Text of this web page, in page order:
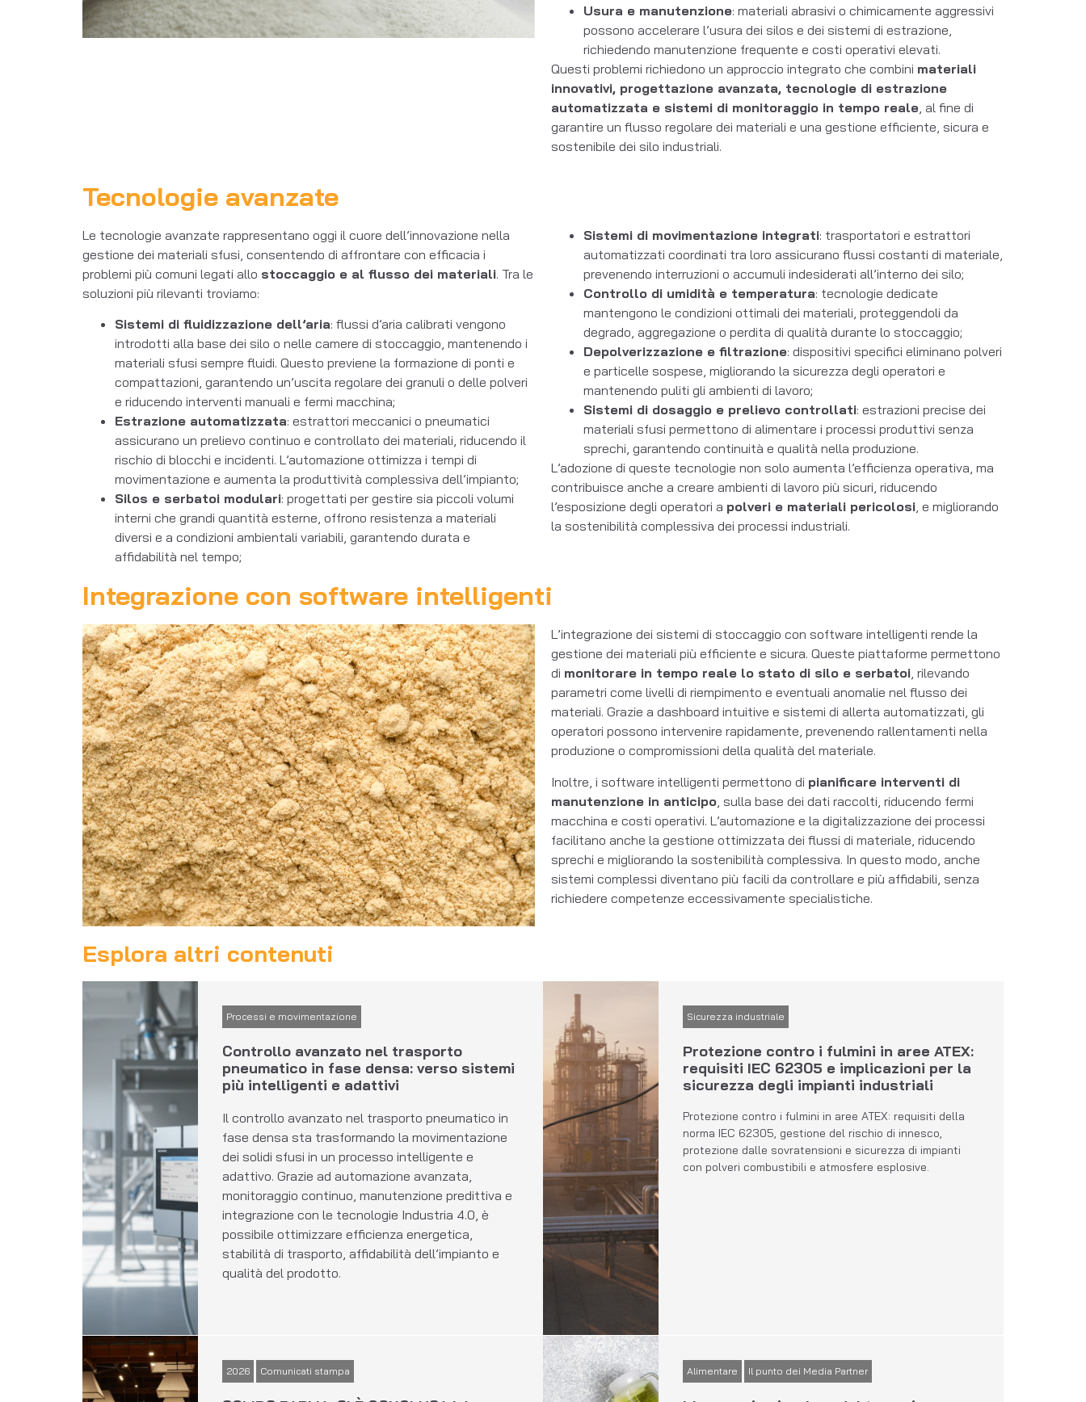
Usura e manutenzione: materiali abrasivi o chimicamente aggressivi
possono accelerare l’usura dei silos e dei sistemi di estrazione,
richiedendo manutenzione frequente e costi operativi elevati.
Questi problemi richiedono un approccio integrato che combini materiali
innovativi, progettazione avanzata, tecnologie di estrazione
automatizzata e sistemi di monitoraggio in tempo reale , al fine di
garantire un flusso regolare dei materiali e una gestione efficiente, sicura e
sostenibile dei silo industriali.
Tecnologie avanzate
Le tecnologie avanzate rappresentano oggi il cuore dell’innovazione nella
gestione dei materiali sfusi, consentendo di affrontare con efficacia i
problemi più comuni legati allo stoccaggio e al flusso dei materiali. Tra le
soluzioni più rilevanti troviamo:
Sistemi di fluidizzazione dell’aria: flussi d’aria calibrati vengono
introdotti alla base dei silo o nelle camere di stoccaggio, mantenendo i
materiali sfusi sempre fluidi. Questo previene la formazione di ponti e
compattazioni, garantendo un’uscita regolare dei granuli o delle polveri
e riducendo interventi manuali e fermi macchina;
Estrazione automatizzata: estrattori meccanici o pneumatici
assicurano un prelievo continuo e controllato dei materiali, riducendo il
rischio di blocchi e incidenti. L’automazione ottimizza i tempi di
movimentazione e aumenta la produttività complessiva dell’impianto;
Silos e serbatoi modulari: progettati per gestire sia piccoli volumi
interni che grandi quantità esterne, offrono resistenza a materiali
diversi e a condizioni ambientali variabili, garantendo durata e
affidabilità nel tempo;
Sistemi di movimentazione integrati: trasportatori e estrattori
automatizzati coordinati tra loro assicurano flussi costanti di materiale,
prevenendo interruzioni o accumuli indesiderati all’interno dei silo;
Controllo di umidità e temperatura: tecnologie dedicate
mantengono le condizioni ottimali dei materiali, proteggendoli da
degrado, aggregazione o perdita di qualità durante lo stoccaggio;
Depolverizzazione e filtrazione: dispositivi specifici eliminano polveri
e particelle sospese, migliorando la sicurezza degli operatori e
mantenendo puliti gli ambienti di lavoro;
Sistemi di dosaggio e prelievo controllati: estrazioni precise dei
materiali sfusi permettono di alimentare i processi produttivi senza
sprechi, garantendo continuità e qualità nella produzione.
L’adozione di queste tecnologie non solo aumenta l’efficienza operativa, ma
contribuisce anche a creare ambienti di lavoro più sicuri, riducendo
l’esposizione degli operatori a polveri e materiali pericolosi, e migliorando
la sostenibilità complessiva dei processi industriali.
Integrazione con software intelligenti
L’integrazione dei sistemi di stoccaggio con software intelligenti rende la
gestione dei materiali più efficiente e sicura. Queste piattaforme permettono
di monitorare in tempo reale lo stato di silo e serbatoi, rilevando
parametri come livelli di riempimento e eventuali anomalie nel flusso dei
materiali. Grazie a dashboard intuitive e sistemi di allerta automatizzati, gli
operatori possono intervenire rapidamente, prevenendo rallentamenti nella
produzione o compromissioni della qualità del materiale.
Inoltre, i software intelligenti permettono di pianificare interventi di
manutenzione in anticipo , sulla base dei dati raccolti, riducendo fermi
macchina e costi operativi. L’automazione e la digitalizzazione dei processi
facilitano anche la gestione ottimizzata dei flussi di materiale, riducendo
sprechi e migliorando la sostenibilità complessiva. In questo modo, anche
sistemi complessi diventano più facili da controllare e più affidabili, senza
richiedere competenze eccessivamente specialistiche.
Esplora altri contenuti
Processi e movimentazione
Controllo avanzato nel trasporto
pneumatico in fase densa: verso sistemi
più intelligenti e adattivi
Il controllo avanzato nel trasporto pneumatico in
fase densa sta trasformando la movimentazione
dei solidi sfusi in un processo intelligente e
adattivo. Grazie ad automazione avanzata,
monitoraggio continuo, manutenzione predittiva e
integrazione con le tecnologie Industria 4.0, è
possibile ottimizzare efficienza energetica,
stabilità di trasporto, affidabilità dell’impianto e
qualità del prodotto.
Sicurezza industriale
Protezione contro i fulmini in aree ATEX:
requisiti IEC 62305 e implicazioni per la
sicurezza degli impianti industriali
Protezione contro i fulmini in aree ATEX: requisiti della
norma IEC 62305, gestione del rischio di innesco,
protezione dalle sovratensioni e sicurezza di impianti
con polveri combustibili e atmosfere esplosive.
2026 Comunicati stampa Alimentare Il punto dei Media Partner